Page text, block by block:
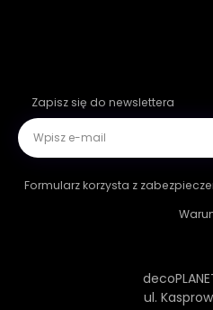
Zapisz się do newslettera
Formularz korzysta z
ul.